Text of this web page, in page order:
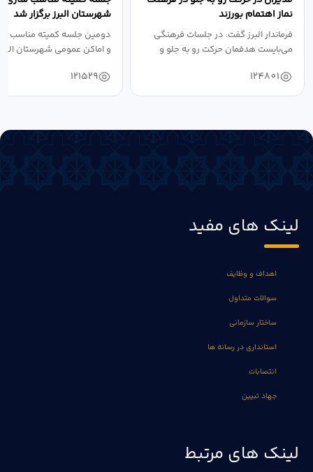
نماز اهتمام بورزند
فرماندار البرز گفت: در جلسات فرهنگی
می‌بایست هدفمان حرکت رو به جلو و
124801
شهرستان البرز برگزار شد
دومین جلسه کمیته مناسب
و اماکن عمومی شهرستان
121529
لینک های مفید
اهداف و وظایف
سوالات متداول
ساختار سازمانی
استانداری در رسانه ها
انتصابات
جهاد تبیین
لینک های مرتبط